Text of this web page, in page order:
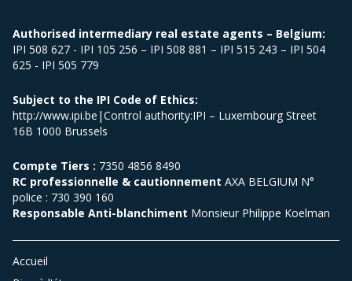
Authorised intermediary real estate agents – Belgium:
IPI 508 627 - IPI 105 256 – IPI 508 881 – IPI 515 243 – IPI 504
625 - IPI 505 779
Subject to the IPI Code of Ethics:
http://www.ipi.be|Control authority:IPI – Luxembourg Street
16B 1000 Brussels
Compte Tiers : 7350 4856 8490
RC professionnelle & cautionnement AXA BELGIUM N°
police : 730 390 160
Responsable Anti-blanchiment Monsieur Philippe Koelman
Accueil